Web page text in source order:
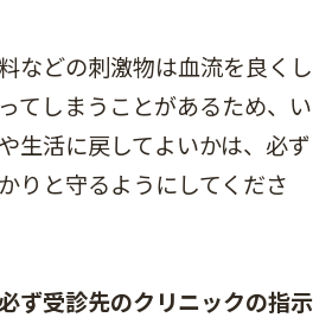
などの刺激物は血流を良くし
てしまうことがあるため、い
生活に戻してよいかは、必ず
りと守るようにしてくださ
ず受診先のクリニックの指示